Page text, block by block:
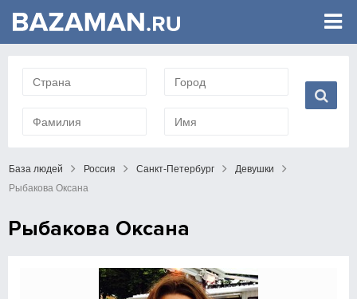
База людей Россия Санкт-Петербург
Девушки
Рыбакова Оксана
Рыбакова Оксана